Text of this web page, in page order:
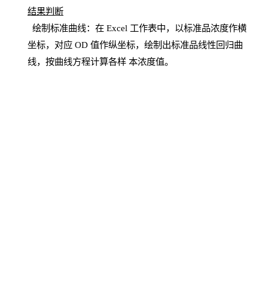
结果判断
绘制标准曲线：在 Excel 工作表中，以标准品浓度作横
坐标，对应OD 值作纵坐标，绘制出标准品线性回归曲
线，按曲线方程计算各样 本浓度值。